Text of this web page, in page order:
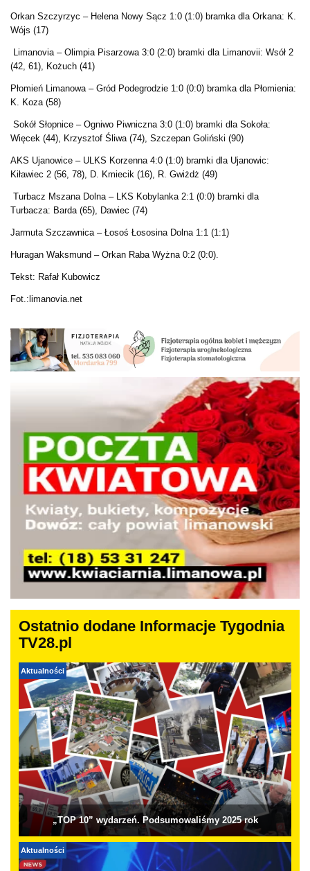
Orkan Szczyrzyc – Helena Nowy Sącz 1:0 (1:0) bramka dla Orkana: K.
Wójs (17)
Limanovia – Olimpia Pisarzowa 3:0 (2:0) bramki dla Limanovii: Wsół 2
(42, 61), Kożuch (41)
Płomień Limanowa – Gród Podegrodzie 1:0 (0:0) bramka dla Płomienia:
K. Koza (58)
Sokół Słopnice – Ogniwo Piwniczna 3:0 (1:0) bramki dla Sokoła:
Więcek (44), Krzysztof Śliwa (74), Szczepan Goliński (90)
AKS Ujanowice – ULKS Korzenna 4:0 (1:0) bramki dla Ujanowic:
Kiławiec 2 (56, 78), D. Kmiecik (16), R. Gwiżdż (49)
Turbacz Mszana Dolna – LKS Kobylanka 2:1 (0:0) bramki dla
Turbacza: Barda (65), Dawiec (74)
Jarmuta Szczawnica – Łosoś Łososina Dolna 1:1 (1:1)
Huragan Waksmund – Orkan Raba Wyżna 0:2 (0:0).
Tekst: Rafał Kubowicz
Fot.:limanovia.net
Ostatnio dodane Informacje Tygodnia
TV28.pl
Aktualności
„TOP 10” wydarzeń. Podsumowaliśmy 2025 rok
Aktualności